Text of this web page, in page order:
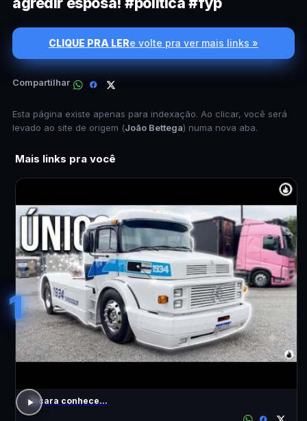
CLIQUE PRA LERe volte pra ver mais links »
Compartilhar
Esta página existe apenas para indexação. Ao clicar, você será
levado ao site de origem (João Bettega) numa nova aba.
Mais links pra você
1
O cara conhece...